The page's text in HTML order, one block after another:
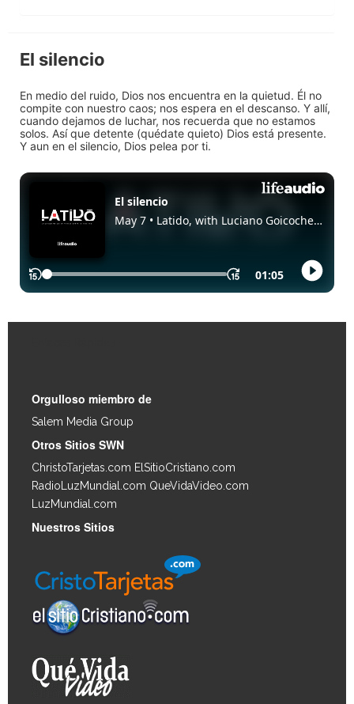
El silencio
En medio del ruido, Dios nos encuentra en la quietud. Él no
compite con nuestro caos; nos espera en el descanso. Y allí,
cuando dejamos de luchar, nos recuerda que no estamos
solos. Así que detente (quédate quieto) Dios está presente.
Y aun en el silencio, Dios pelea por ti.
Orgulloso miembro de
Salem Media Group
Otros Sitios SWN
ChristoTarjetas.com ElSitioCristiano.com
RadioLuzMundial.com QueVidaVideo.com
LuzMundial.com
Nuestros Sitios